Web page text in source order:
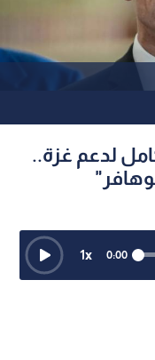
لدعم غزة..
0:00
1x